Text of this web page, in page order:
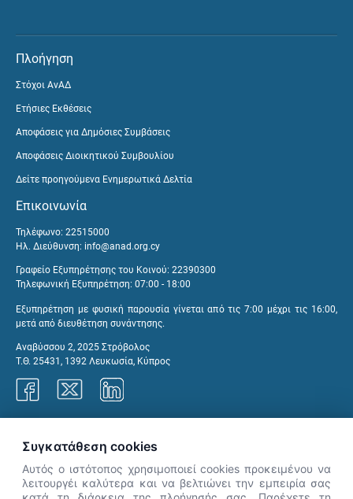
Πλοήγηση
Στόχοι ΑνΑΔ
Ετήσιες Εκθέσεις
Αποφάσεις για Δημόσιες Συμβάσεις
Αποφάσεις Διοικητικού Συμβουλίου
Δείτε προηγούμενα Ενημερωτικά Δελτία
Επικοινωνία
Τηλέφωνο: 22515000
Ηλ. Διεύθυνση: info@anad.org.cy
Γραφείο Εξυπηρέτησης του Κοινού: 22390300
Τηλεφωνική Εξυπηρέτηση: 07:00 - 18:00
Εξυπηρέτηση με φυσική παρουσία γίνεται από τις 7:00 μέχρι τις 16:00,
μετά από διευθέτηση συνάντησης.
Αναβύσσου 2, 2025 Στρόβολος
Τ.Θ. 25431, 1392 Λευκωσία, Κύπρος
Συγκατάθεση cookies
Αυτός ο ιστότοπος χρησιμοποιεί cookies προκειμένου να
λειτουργέι καλύτερα και να βελτιώνει την εμπειρία σας